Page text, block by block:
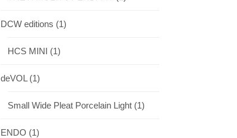
DCW editions (1)
HCS MINI (1)
deVOL (1)
Small Wide Pleat Porcelain Light (1)
ENDO (1)